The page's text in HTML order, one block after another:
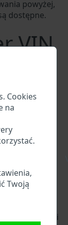
Cookies
na
Twoją
powyżej,
dostępne.
VIN
pojazdowi
składa się z
Lydaa
części